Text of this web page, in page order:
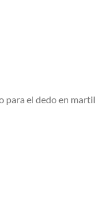
para el dedo en